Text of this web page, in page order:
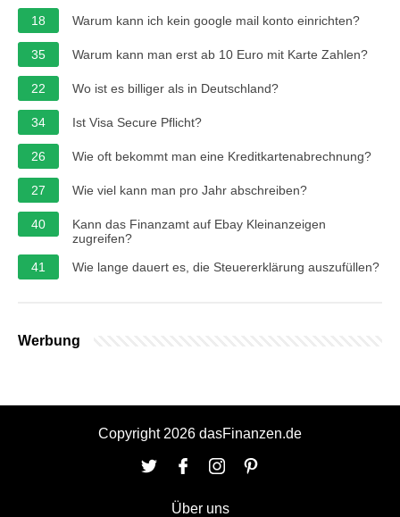
18
Warum kann ich kein google mail konto einrichten?
35 Warum kann man erst ab 10 Euro mit Karte Zahlen?
22 Wo ist es billiger als in Deutschland?
34 Ist Visa Secure Pflicht?
26 Wie oft bekommt man eine Kreditkartenabrechnung?
27 Wie viel kann man pro Jahr abschreiben?
40
Kann das Finanzamt auf Ebay Kleinanzeigen
zugreifen?
41
Wie lange dauert es, die Steuererklärung auszufüllen?
Werbung
Copyright 2026 dasFinanzen.de
Über uns